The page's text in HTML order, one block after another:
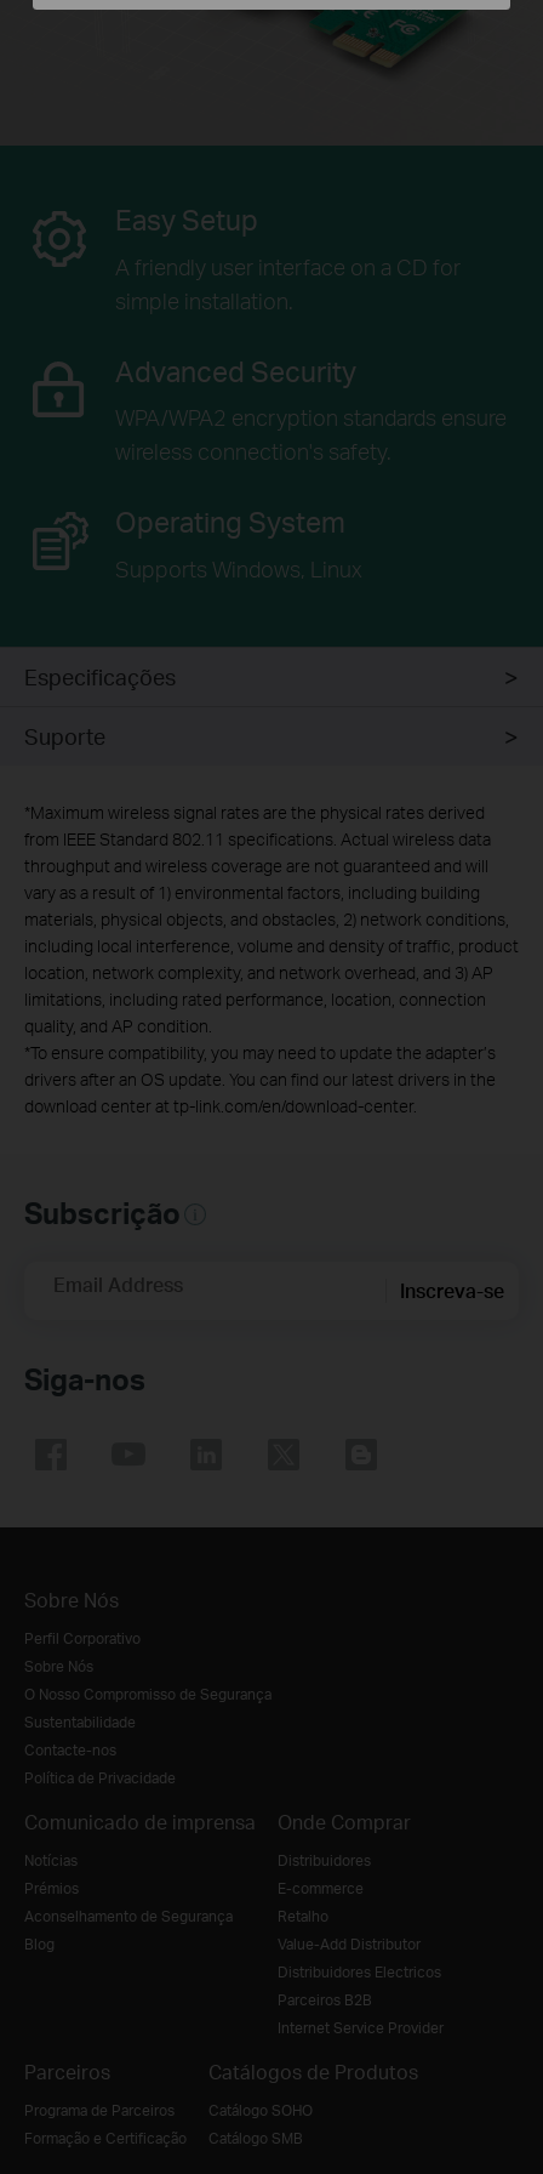
Easy Setup
A friendly user interface on a CD for
simple installation.
Advanced Security
WPA/WPA2 encryption standards ensure
wireless connection's safety.
Operating System
Supports Windows, Linux
Especificações
Suporte
*Maximum wireless signal rates are the physical rates derived
from IEEE Standard 802.11 specifications. Actual wireless data
throughput and wireless coverage are not guaranteed and will
vary as a result of 1) environmental factors, including building
materials, physical objects, and obstacles, 2) network conditions,
including local interference, volume and density of traffic, product
location, network complexity, and network overhead, and 3) AP
limitations, including rated performance, location, connection
quality, and AP condition.
*To ensure compatibility, you may need to update the adapter’s
drivers after an OS update. You can find our latest drivers in the
download center at tp-link.com/en/download-center.
Subscrição
Email Address Inscreva-se
Siga-nos
Sobre Nós
Perfil Corporativo
Sobre Nós
O Nosso Compromisso de Segurança
Sustentabilidade
Contacte-nos
Política de Privacidade
Comunicado de imprensa
Notícias
Prémios
Aconselhamento de Segurança
Blog
Onde Comprar
Distribuidores
E-commerce
Retalho
Value-Add Distributor
Distribuidores Electricos
Parceiros B2B
Internet Service Provider
Parceiros
Programa de Parceiros
Formação e Certificação
Catálogos de Produtos
Catálogo SOHO
Catálogo SMB